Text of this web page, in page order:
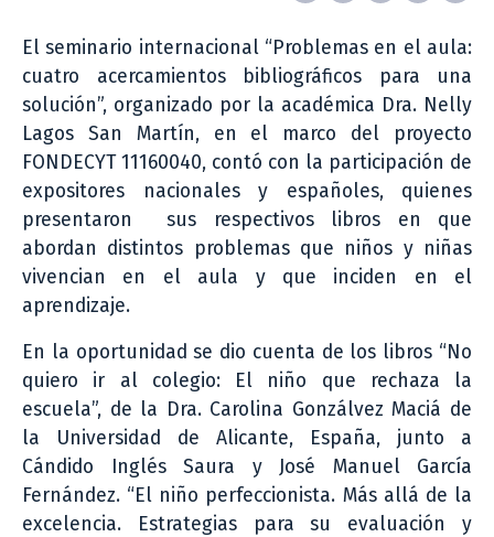
El seminario internacional “Problemas en el aula:
cuatro acercamientos bibliográficos para una
solución”, organizado por la académica Dra. Nelly
Lagos San Martín, en el marco del proyecto
FONDECYT 11160040, contó con la participación de
expositores nacionales y españoles, quienes
presentaron sus respectivos libros en que
abordan distintos problemas que niños y niñas
vivencian en el aula y que inciden en el
aprendizaje.
En la oportunidad se dio cuenta de los libros “No
quiero ir al colegio: El niño que rechaza la
escuela”, de la Dra. Carolina Gonzálvez Maciá de
la Universidad de Alicante, España, junto a
Cándido Inglés Saura y José Manuel García
Fernández. “El niño perfeccionista. Más allá de la
excelencia. Estrategias para su evaluación y